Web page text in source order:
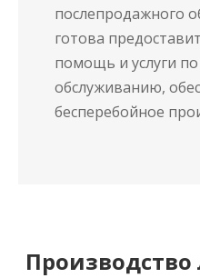
послепродажного
готова
помощь и услуги
обслуживанию,
бесперебойное